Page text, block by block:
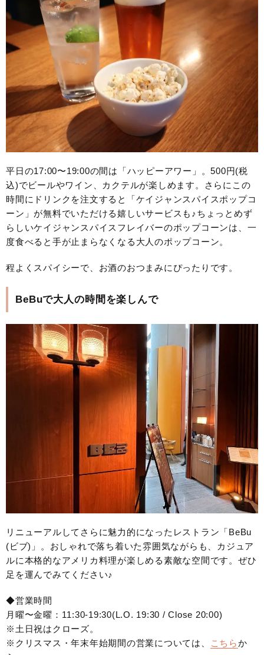
平日の17:00〜19:00の間は「ハッピーアワー」。500円(税
込)でビールやワイン、カクテルが楽しめます。さらにこの
時間にドリンクを注文すると「ケイジャンスパイスポップコ
ーン」が無料でいただける嬉しいサービスも♪ちょっとめず
らしいケイジャンスパイスフレイバーのポップコーンは、一
度食べると手が止まらなくなる大人のポップコーン。
程よくスパイシーで、お酒のおつまみにぴったりです。
BeBuで大人の時間を楽しんで
リニューアルしてさらに魅力的になったレストラン「BeBu
(ビブ)」。おしゃれで落ち着いた雰囲気ながらも、カジュア
ルに本格的なアメリカ料理が楽しめる素敵な空間です。ぜひ
足を運んでみてください♪
◆営業時間
月曜〜金曜：11:30-19:30(L.O. 19:30 / Close 20:00)
※土日祝はクローズ。
※クリスマス・年末年始期間の営業については、
こちらか